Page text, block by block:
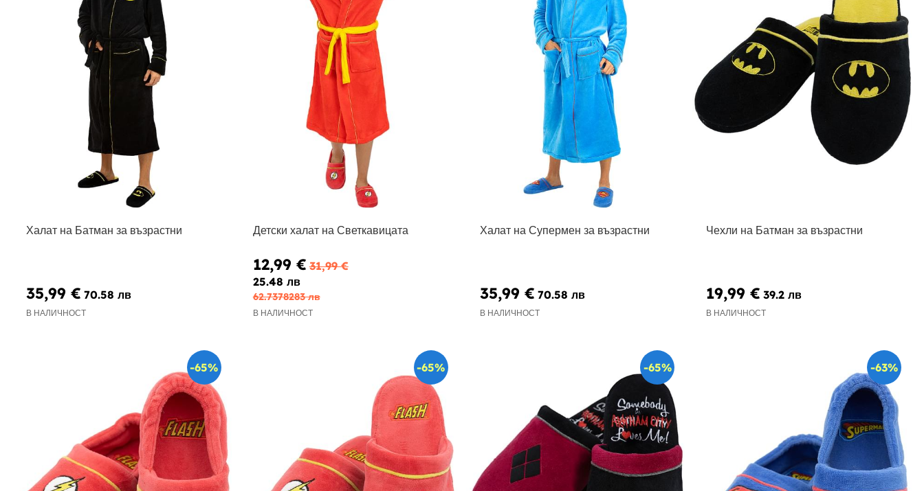
Халат на Батман за възрастни
35,99 € 70.58 лв
В НАЛИЧНОСТ
Детски халат на Светкавицата
12,99 € 31,99 €
25.48 лв
62.7378283 лв
В НАЛИЧНОСТ
Халат на Супермен за възрастни
35,99 € 70.58 лв
В НАЛИЧНОСТ
Чехли на Батман за възрастни
19,99 € 39.2 лв
В НАЛИЧНОСТ
-65% -65% -65% -63%